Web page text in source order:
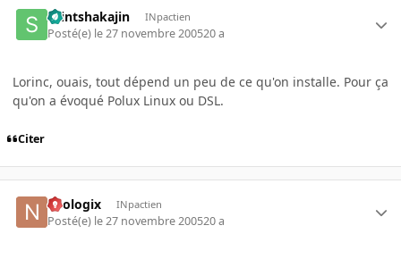
saintshakajin INpactien
Posté(e) le 27 novembre 200520 a
Lorinc, ouais, tout dépend un peu de ce qu'on installe. Pour ça
qu'on a évoqué Polux Linux ou DSL.
Citer
neologix INpactien
Posté(e) le 27 novembre 200520 a